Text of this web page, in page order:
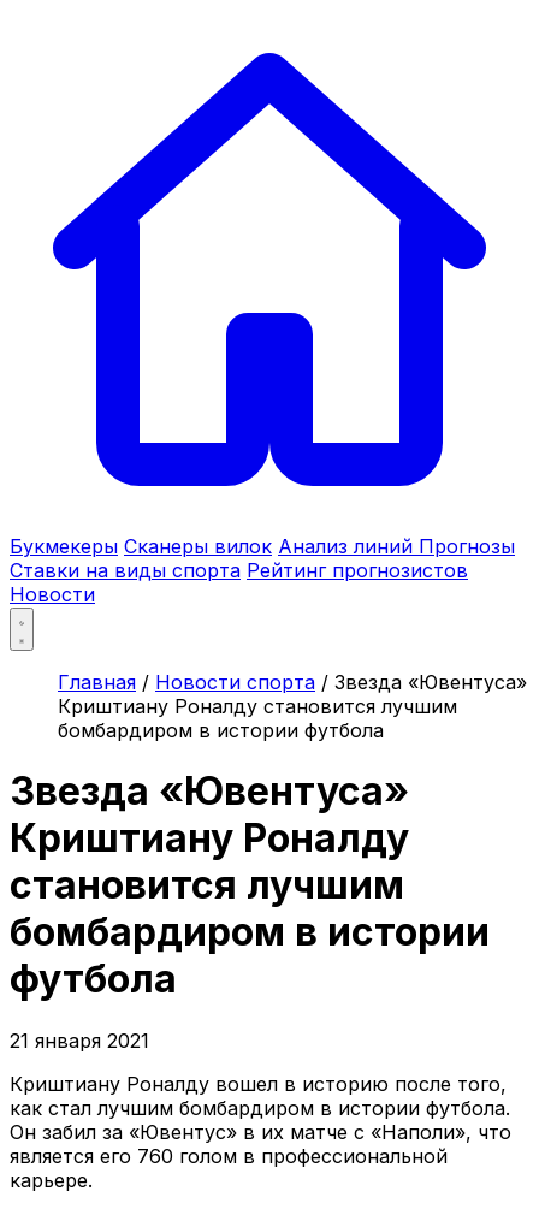
Букмекеры Сканеры вилок Анализ линий Прогнозы
Ставки на виды спорта Рейтинг прогнозистов
Новости
Главная / Новости спорта / Звезда «Ювентуса»
Криштиану Роналду становится лучшим
бомбардиром в истории футбола
Звезда «Ювентуса»
Криштиану Роналду
становится лучшим
бомбардиром в истории
футбола
21 января 2021
Криштиану Роналду вошел в историю после того,
как стал лучшим бомбардиром в истории футбола.
Он забил за «Ювентус» в их матче с «Наполи», что
является его 760 голом в профессиональной
карьере.